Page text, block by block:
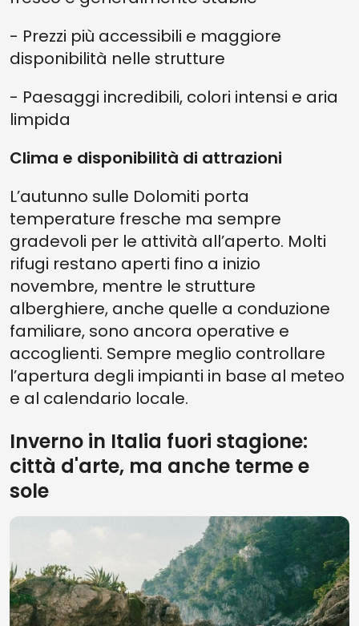
- Prezzi più accessibili e maggiore
disponibilità nelle strutture
- Paesaggi incredibili, colori intensi e aria
limpida
Clima e disponibilità di attrazioni
L’autunno sulle Dolomiti porta
temperature fresche ma sempre
gradevoli per le attività all’aperto. Molti
rifugi restano aperti fino a inizio
novembre, mentre le strutture
alberghiere, anche quelle a conduzione
familiare, sono ancora operative e
accoglienti. Sempre meglio controllare
l’apertura degli impianti in base al meteo
e al calendario locale.
Inverno in Italia fuori stagione:
città d'arte, ma anche terme e
sole